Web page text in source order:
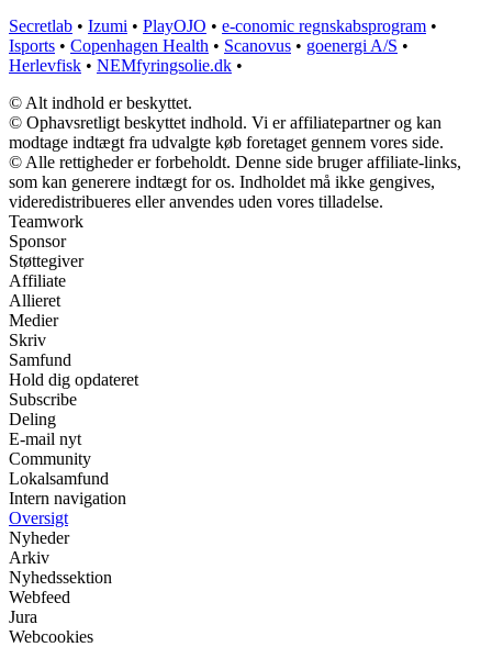
Secretlab • Izumi • PlayOJO • e-conomic regnskabsprogram •
Isports • Copenhagen Health • Scanovus • goenergi A/S •
Herlevfisk • NEMfyringsolie.dk •
© Alt indhold er beskyttet.
© Ophavsretligt beskyttet indhold. Vi er affiliatepartner og kan
modtage indtægt fra udvalgte køb foretaget gennem vores side.
© Alle rettigheder er forbeholdt. Denne side bruger affiliate-links,
som kan generere indtægt for os. Indholdet må ikke gengives,
videredistribueres eller anvendes uden vores tilladelse.
Teamwork
Sponsor
Støttegiver
Affiliate
Allieret
Medier
Skriv
Samfund
Hold dig opdateret
Subscribe
Deling
E-mail nyt
Community
Lokalsamfund
Intern navigation
Oversigt
Nyheder
Arkiv
Nyhedssektion
Webfeed
Jura
Webcookies